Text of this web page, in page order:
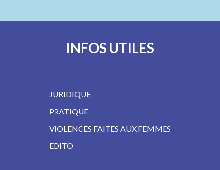
INFOS UTILES
JURIDIQUE
PRATIQUE
VIOLENCES FAITES AUX FEMMES
EDITO